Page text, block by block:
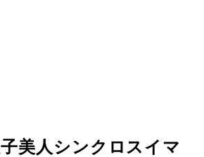
美人シンクロスイマ